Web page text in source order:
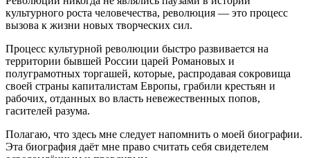
культурного роста человечества, революция — это процесс
вызова к жизни новых творческих сил.
Процесс культурной революции быстро развивается на
территории бывшей России царей Романовых и
полуграмотных торгашей, которые, распродавая сокровища
своей страны капиталистам Европы, грабили крестьян и
рабочих, отданных во власть невежественных попов,
гасителей разума.
Полагаю, что здесь мне следует напомнить о моей биографии.
Эта биография даёт мне право считать себя свидетелем